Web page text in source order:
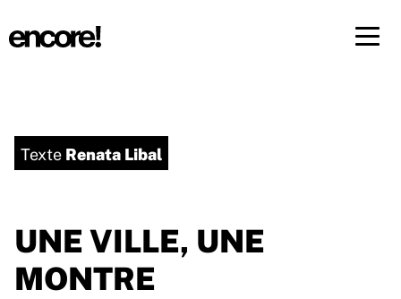
Texte Renata Libal
UNE VILLE, UNE
MONTRE